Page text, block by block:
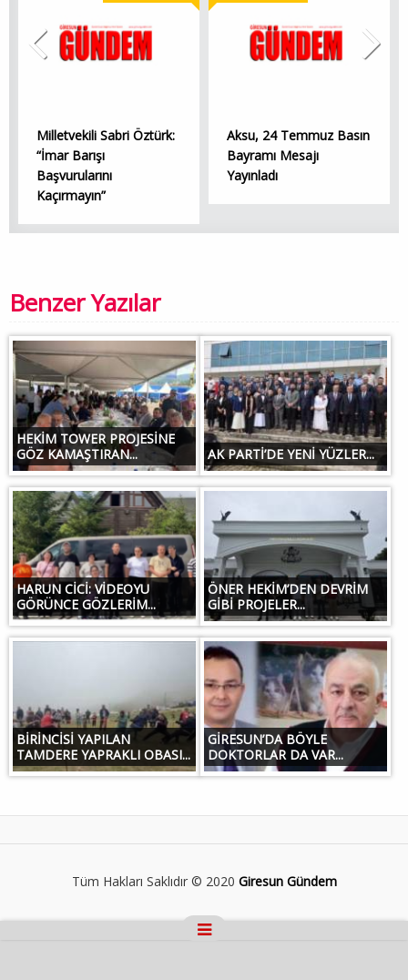
Milletvekili Sabri Öztürk:
“İmar Barışı
Başvurularını
Kaçırmayın”
Aksu, 24 Temmuz Basın
Bayramı Mesajı
Yayınladı
Benzer Yazılar
HEKİM TOWER PROJESİNE
GÖZ KAMAŞTIRAN...
AK PARTİ’DE YENİ YÜZLER...
HARUN CİCİ: VİDEOYU
GÖRÜNCE GÖZLERİM...
ÖNER HEKİM’DEN DEVRİM
GİBİ PROJELER...
BİRİNCİSİ YAPILAN
TAMDERE YAPRAKLI OBASI...
GİRESUN’DA BÖYLE
DOKTORLAR DA VAR...
Tüm Hakları Saklıdır © 2020 Giresun Gündem